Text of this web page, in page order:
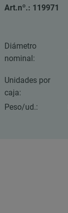
Art.nº.: 119971
Diámetro
nominal:
Unidades por
caja:
Peso/ud.: